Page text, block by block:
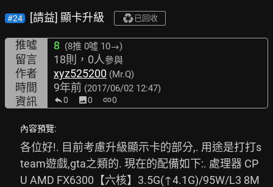
#24 [請益] 顯卡升級 已回收
推噓 8 (8推 0噓 10→)
留言 18則，0人參與
作者 xyz525200 (Mr.Q)
時間 9年前 (2017/06/02 12:47)
資訊 0 image0 link0
內容預覽:
各位好!. 目前考慮升級顯示卡的部分,. 用途是打打s
team遊戲,gta之類的. 現在的配備如下:. 處理器 CP
U AMD FX6300【六核】3.5G(↑4.1G)/95W/L3 8M